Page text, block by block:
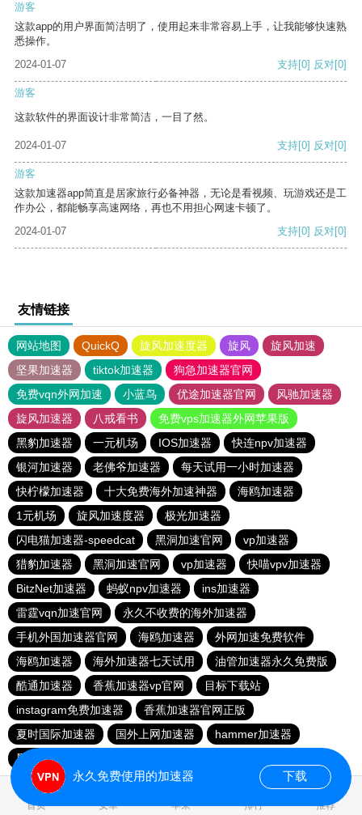
游客
这款app的用户界面简洁明了，使用起来非常容易上手，让我能够快速熟
悉操作。
2024-01-07
支持[0] 反对[0]
游客
这款软件的界面设计非常简洁，一目了然。
2024-01-07 支持[0] 反对[0]
游客
这款加速器app简直是居家旅行必备神器，无论是看视频、玩游戏还是工
作办公，都能畅享高速网络，再也不用担心网速卡顿了。
2024-01-07
支持[0] 反对[0]
友情链接
网站地图 QuickQ 旋风加速度器 旋风
旋风加速
坚果加速器
tiktok加速器
狗急加速器官网
免费vqn外网加速
小蓝鸟 优途加速器官网
风驰加速器
旋风加速器
八戒看书
免费vps加速器外网苹果版
黑豹加速器
一元机场 IOS加速器
快连npv加速器
银河加速器
老佛爷加速器
每天试用一小时加速器
快柠檬加速器
十大免费海外加速神器
海鸥加速器
1元机场
旋风加速度器
极光加速器
闪电猫加速器-speedcat
黑洞加速官网
vp加速器
猎豹加速器
黑洞加速官网 vp加速器
快喵vpv加速器
BitzNet加速器
蚂蚁npv加速器
ins加速器
雷霆vqn加速官网
永久不收费的海外加速器
手机外国加速器官网
海鸥加速器
外网加速免费软件
海鸥加速器
海外加速器七天试用
油管加速器永久免费版
酷通加速器
香蕉加速器vp官网
目标下载站
instagram免费加速器
香蕉加速器官网正版
夏时国际加速器
国外上网加速器
hammer加速器
黑洞加速官网
首页 安卓 苹果 排行 推荐
永久免费使用的加速器 下载
0.907356s